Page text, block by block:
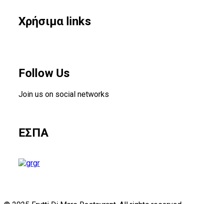
Χρήσιμα links
Follow Us
Join us on social networks
ΕΣΠΑ
gr